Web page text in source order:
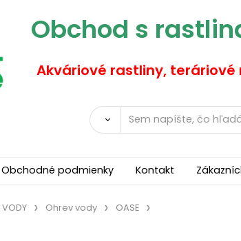
Obchod s
Akváriové rastliny,
Obchodné podmienky Kontakt
VODY Ohrev vody OASE